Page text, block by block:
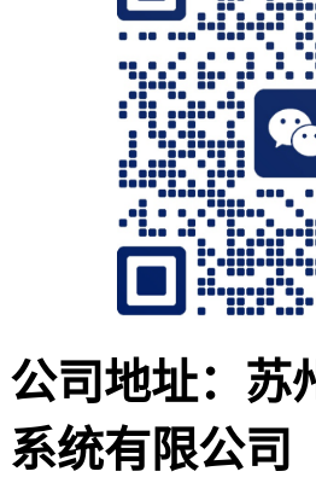
公司地址：苏
系统有限公司